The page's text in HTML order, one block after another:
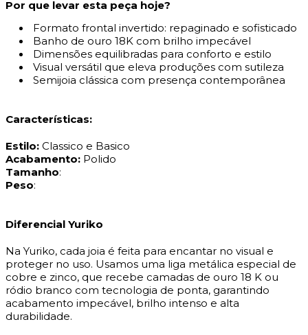
Por que levar esta peça hoje?
Formato frontal invertido: repaginado e sofisticado
Banho de ouro 18K com brilho impecável
Dimensões equilibradas para conforto e estilo
Visual versátil que eleva produções com sutileza
Semijoia clássica com presença contemporânea
Características:
Estilo: Classico e Basico
Acabamento: Polido
Tamanho:
Peso:
Diferencial Yuriko
Na Yuriko, cada joia é feita para encantar no visual e
proteger no uso. Usamos uma liga metálica especial de
cobre e zinco, que recebe camadas de ouro 18 K ou
ródio branco com tecnologia de ponta, garantindo
acabamento impecável, brilho intenso e alta
durabilidade.